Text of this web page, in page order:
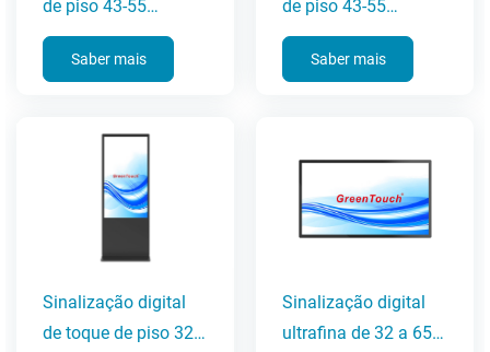
de piso 43-55
polegadas (série
SWLD)
Saber mais
de piso 43-55
polegadas (série
SWLB)
Saber mais
Sinalização digital
de toque de piso 32-
Sinalização digital
ultrafina de 32 a 65